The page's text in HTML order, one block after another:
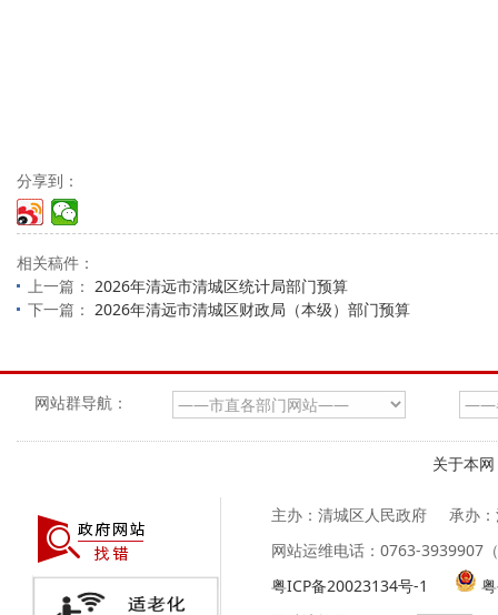
分享到：
相关稿件：
上一篇： 2026年清远市清城区统计局部门预算
下一篇： 2026年清远市清城区财政局（本级）部门预算
网站群导航：
关于本网
主办：清城区人民政府
承办
网站运维电话：0763-3939907
粤ICP备20023134号-1